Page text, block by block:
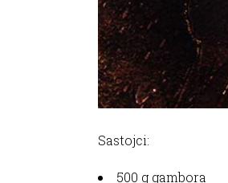
Sastojci:
500 g gambora